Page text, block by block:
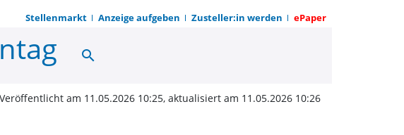
Stellenmarkt Anzeige aufgeben Zusteller:in werden ePaper
| OWZ zum Sonntag
search
Veröffentlicht am 11.05.2026 10:25, aktualisiert am 11.05.2026 10:26